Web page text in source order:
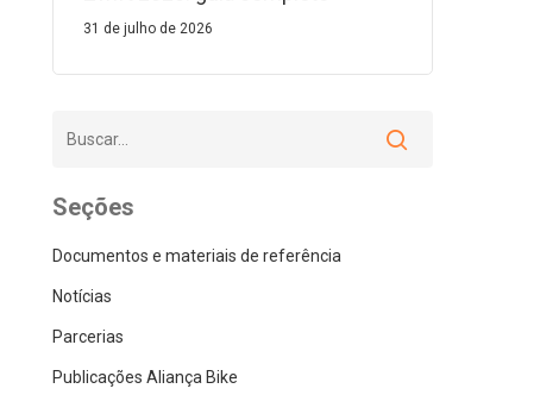
31 de julho de 2026
Seções
Documentos e materiais de referência
Notícias
Parcerias
Publicações Aliança Bike